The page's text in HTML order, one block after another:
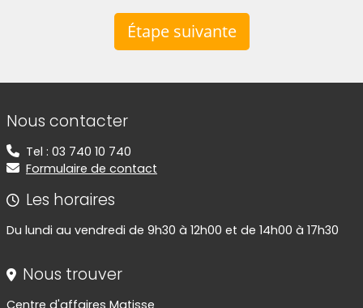
Étape suivante
Informations de contact
Nous contacter
Tel : 03 740 10 740
Formulaire de contact
Les horaires
Du lundi au vendredi de 9h30 à 12h00 et de 14h00 à 17h30
Nous trouver
Centre d'affaires Matisse